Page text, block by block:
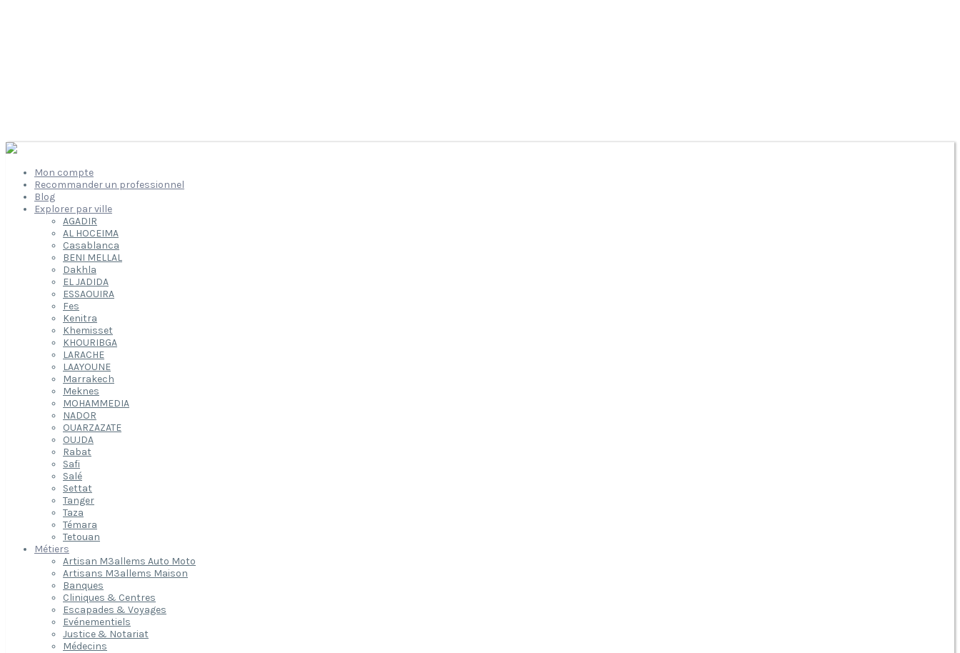
Mon compte
Recommander un professionnel
Blog
Explorer par ville
AGADIR
AL HOCEIMA
Casablanca
BENI MELLAL
Dakhla
EL JADIDA
ESSAOUIRA
Fes
Kenitra
Khemisset
KHOURIBGA
LARACHE
LAAYOUNE
Marrakech
Meknes
MOHAMMEDIA
NADOR
OUARZAZATE
OUJDA
Rabat
Safi
Salé
Settat
Tanger
Taza
Témara
Tetouan
Métiers
Artisan M3allems Auto Moto
Artisans M3allems Maison
Banques
Cliniques & Centres
Escapades & Voyages
Evénementiels
Justice & Notariat
Médecins